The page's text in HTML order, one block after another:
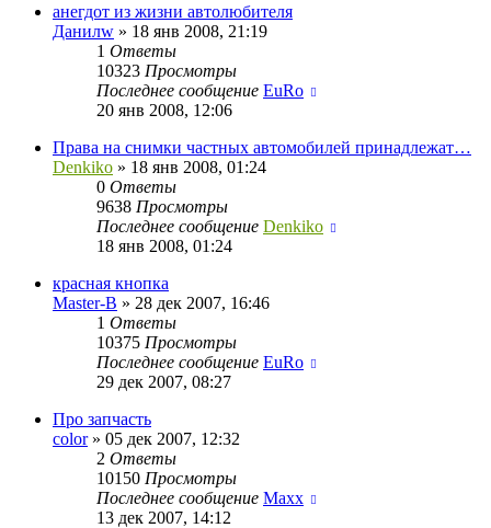
анегдот из жизни автолюбителя
Данилw » 18 янв 2008, 21:19
1 Ответы
10323 Просмотры
Последнее сообщение EuRo
20 янв 2008, 12:06
Права на снимки частных автомобилей принадлежат…
Denkiko » 18 янв 2008, 01:24
0 Ответы
9638 Просмотры
Последнее сообщение Denkiko
18 янв 2008, 01:24
красная кнопка
Master-B » 28 дек 2007, 16:46
1 Ответы
10375 Просмотры
Последнее сообщение EuRo
29 дек 2007, 08:27
Про запчасть
color» 05 дек 2007, 12:32
2 Ответы
10150 Просмотры
Последнее сообщение Maxx
13 дек 2007, 14:12